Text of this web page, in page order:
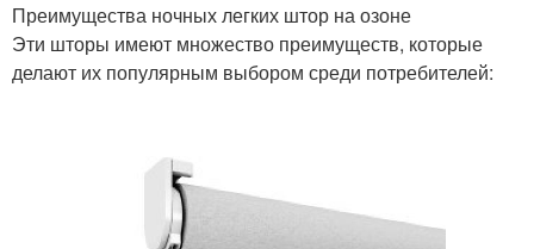
Преимущества ночных легких штор на озоне
Эти шторы имеют множество преимуществ, которые
делают их популярным выбором среди потребителей: